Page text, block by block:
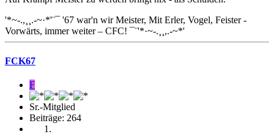
'*~-.,¸¸.-~·*'¨¯ '67 war'n wir Meister, Mit Erler, Vogel, Feister -
Vorwärts, immer weiter – CFC! ¯¨'*·~-.¸¸,.-~*'
FCK67
F
Sr.-Mitglied
Beiträge: 264